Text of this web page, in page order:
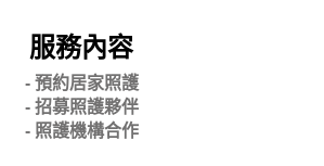
服務內容
- 預約居家照護
- 招募照護夥伴
- 照護機構合作